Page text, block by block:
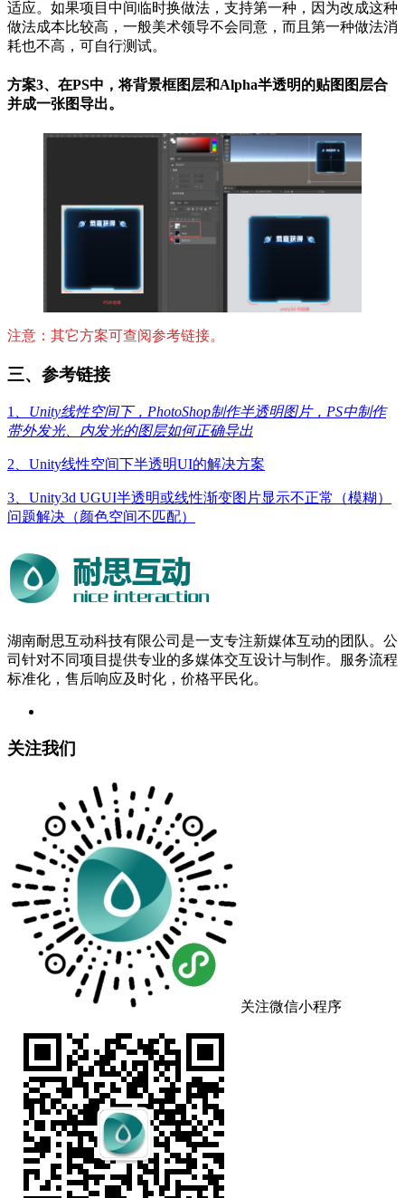
适应。如果项目中间临时换做法，支持第一种，因为改成这种
做法成本比较高，一般美术领导不会同意，而且第一种做法消
耗也不高，可自行测试。
方案3、在PS中，将背景框图层和Alpha半透明的贴图图层合
并成一张图导出。
注意：其它方案可查阅参考链接。
三、参考链接
1 、Unity线性空间下，PhotoShop制作半透明图片，PS中制作
带外发光、内发光的图层如何正确导出
2、Unity线性空间下半透明UI的解决方案
3、Unity3d UGUI半透明或线性渐变图片显示不正常（模糊）
问题解决（颜色空间不匹配）
湖南耐思互动科技有限公司是一支专注新媒体互动的团队。公
司针对不同项目提供专业的多媒体交互设计与制作。服务流程
标准化，售后响应及时化，价格平民化。
关注我们
关注微信小程序